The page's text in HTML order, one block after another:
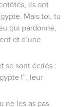
ils ont
Mais toi, tu
qui pardonne,
et d’une
se sont écriés :
!”, leur
ne les as pas